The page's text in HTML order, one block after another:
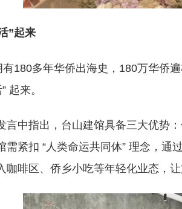
”起来
180多年华侨出海史，180万华侨
起来。
言中指出，台山建馆具备三大优势
需紧扣 “人类命运共同体” 理念，
啡区、侨乡小吃等年轻化业态，让